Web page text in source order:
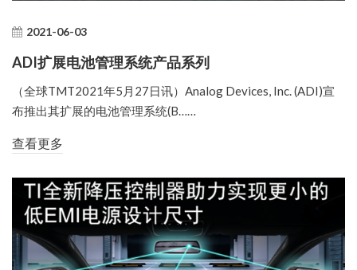
2021-06-03
ADI扩展电池管理系统产品系列
（全球TMT2021年5月27日讯）Analog Devices, Inc. (ADI)宣
布推出其扩展的电池管理系统(B……
查看更多